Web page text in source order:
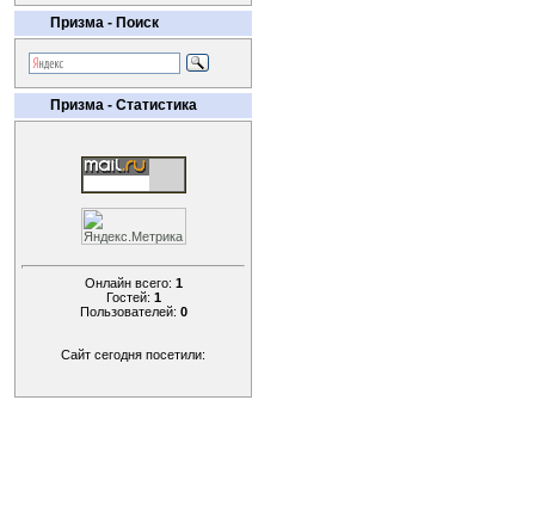
Призма - Поиск
Призма - Статистика
Онлайн всего: 1
Гостей: 1
Пользователей: 0
Сайт сегодня посетили: